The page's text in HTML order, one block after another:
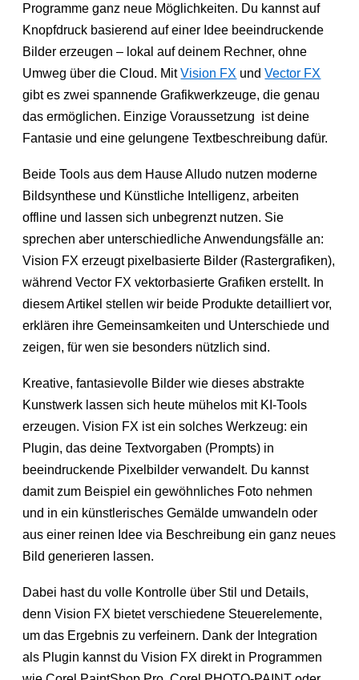
Programme ganz neue Möglichkeiten. Du kannst auf
Knopfdruck basierend auf einer Idee beeindruckende
Bilder erzeugen – lokal auf deinem Rechner, ohne
Umweg über die Cloud. MitVision FX undVector FX
gibt es zwei spannende Grafikwerkzeuge, die genau
das ermöglichen. Einzige Voraussetzung ist deine
Fantasie und eine gelungene Textbeschreibung dafür.
Beide Tools aus dem Hause Alludo nutzen moderne
Bildsynthese und Künstliche Intelligenz, arbeiten
offline und lassen sich unbegrenzt nutzen. Sie
sprechen aber unterschiedliche Anwendungsfälle an:
Vision FX erzeugt pixelbasierte Bilder (Rastergrafiken),
während Vector FX vektorbasierte Grafiken erstellt. In
diesem Artikel stellen wir beide Produkte detailliert vor,
erklären ihre Gemeinsamkeiten und Unterschiede und
zeigen, für wen sie besonders nützlich sind.
Kreative, fantasievolle Bilder wie dieses abstrakte
Kunstwerk lassen sich heute mühelos mit KI-Tools
erzeugen. Vision FX ist ein solches Werkzeug: ein
Plugin, das deine Textvorgaben (Prompts) in
beeindruckende Pixelbilder verwandelt. Du kannst
damit zum Beispiel ein gewöhnliches Foto nehmen
und in ein künstlerisches Gemälde umwandeln oder
aus einer reinen Idee via Beschreibung ein ganz neues
Bild generieren lassen.
Dabei hast du volle Kontrolle über Stil und Details,
denn Vision FX bietet verschiedene Steuerelemente,
um das Ergebnis zu verfeinern. Dank der Integration
als Plugin kannst du Vision FX direkt in Programmen